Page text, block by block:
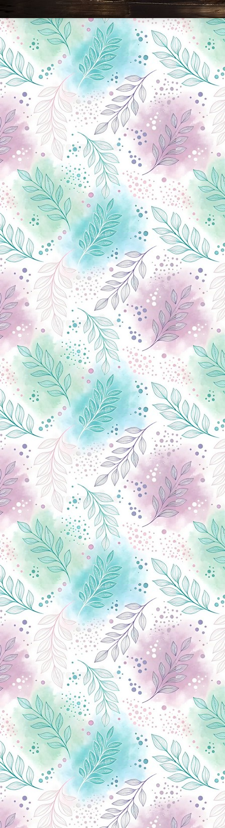
Новини Чернігова, Чернігівські новини, Чернігівський формат, новини Чернігова, події в Чернігові: політика, економіка, аналітика, культура, відеоновини, екологія, спортивний Чернігів, туризм, Чернігів